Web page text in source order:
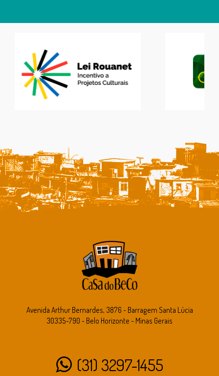
Avenida Arthur Bernardes, 3876 - Barragem Santa Lúcia
30335-790 - Belo Horizonte - Minas Gerais
(31) 3297-1455